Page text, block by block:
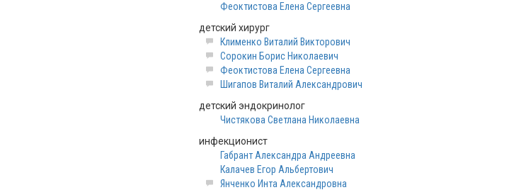
Феоктистова Елена Сергеевна
детский хирург
Клименко Виталий Викторович
Сорокин Борис Николаевич
Феоктистова Елена Сергеевна
Шигапов Виталий Александрович
детский эндокринолог
Чистякова Светлана Николаевна
инфекционист
Габрант Александра Андреевна
Калачев Егор Альбертович
Янченко Инта Александровна